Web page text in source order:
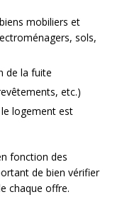
mobiliers et
sols,
de la fuite
etc.)
logement est
fonction des
de bien vérifier
chaque offre.